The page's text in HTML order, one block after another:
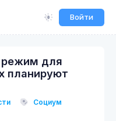
Войти
режим для
планируют
Социум